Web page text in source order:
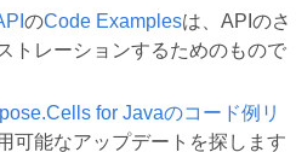
のCode Examplesは、APIのさ
トレーションするためのもので
for Javaのコード例リ
可能なアップデートを探します